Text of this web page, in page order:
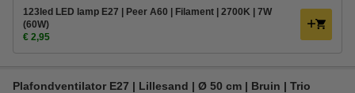
123led LED lamp E27 | Peer A60 | Filament | 2700K | 7W
(60W)
€ 2,95
Plafondventilator E27 | Lillesand | Ø 50 cm | Bruin | Trio